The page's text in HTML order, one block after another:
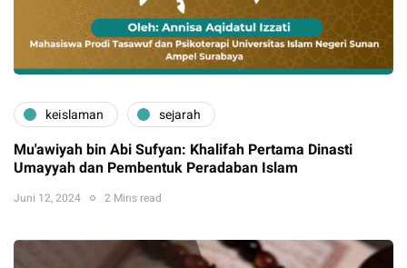
keislaman sejarah
Mu'awiyah bin Abi Sufyan: Khalifah Pertama Dinasti
Umayyah dan Pembentuk Peradaban Islam
Juni 12, 2024 2 Mins read